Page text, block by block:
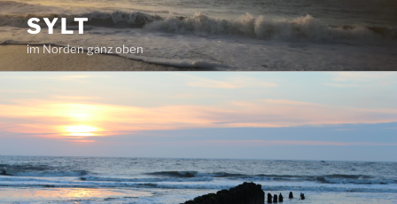
Zum
Inhalt
springen
SYLT
im Norden ganz oben